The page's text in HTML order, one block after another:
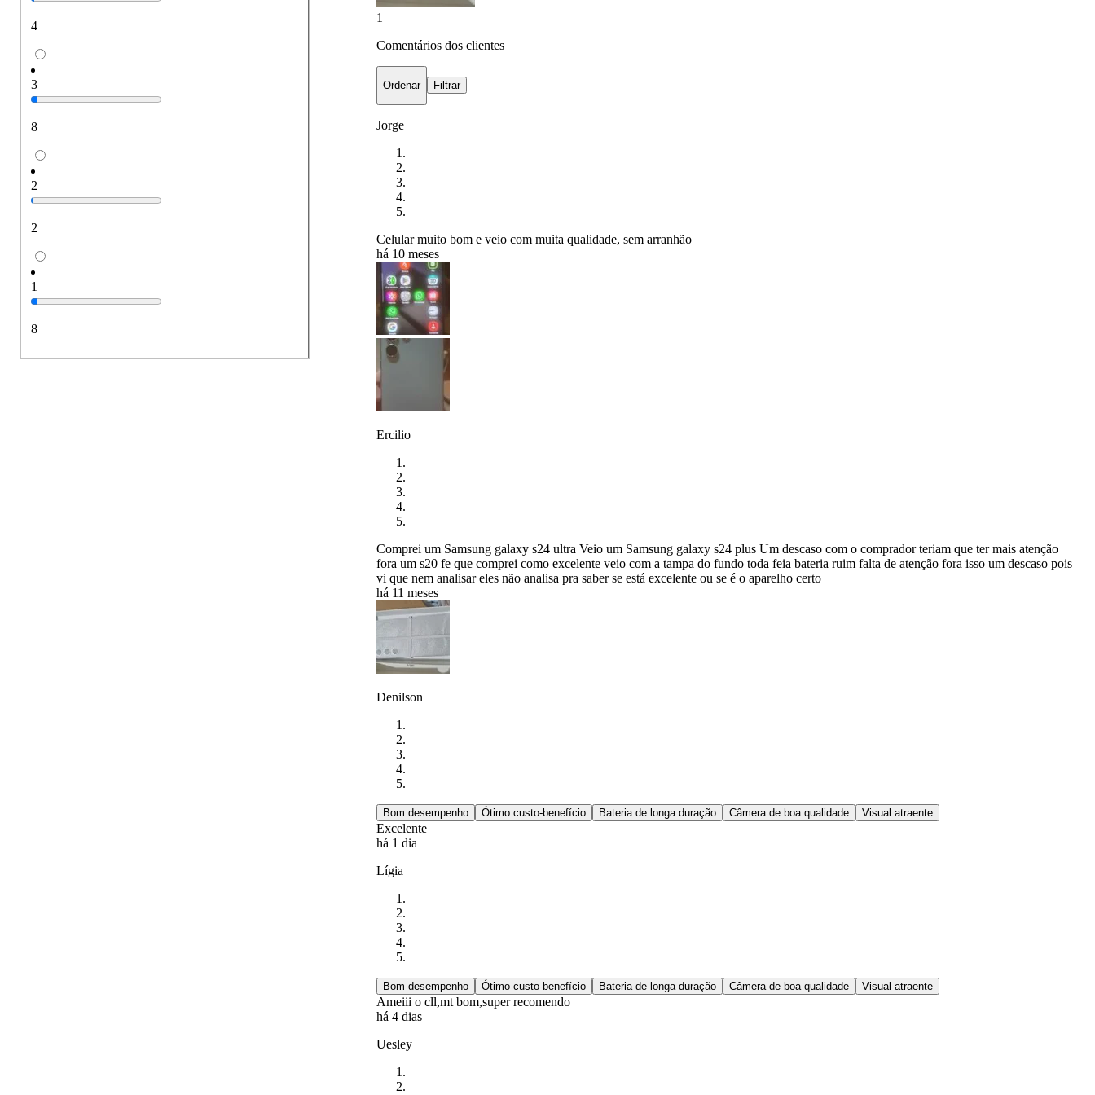
4
3
8
2
2
1
8
1
Comentários dos clientes
Ordenar Filtrar
Jorge
Celular muito bom e veio com muita qualidade, sem arranhão
há 10 meses
Ercilio
Comprei um Samsung galaxy s24 ultra Veio um Samsung galaxy s24 plus Um descaso com o comprador teriam que ter mais atenção
fora um s20 fe que comprei como excelente veio com a tampa do fundo toda feia bateria ruim falta de atenção fora isso um descaso pois
vi que nem analisar eles não analisa pra saber se está excelente ou se é o aparelho certo
há 11 meses
Denilson
Bom desempenho Ótimo custo-benefício Bateria de longa duração Câmera de boa qualidade Visual atraente
Excelente
há 1 dia
Lígia
Bom desempenho Ótimo custo-benefício Bateria de longa duração Câmera de boa qualidade Visual atraente
Ameiii o cll,mt bom,super recomendo
há 4 dias
Uesley